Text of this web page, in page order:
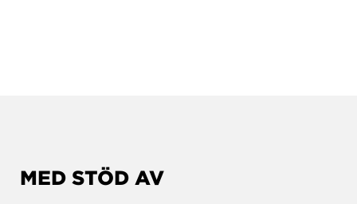
MED STÖD AV